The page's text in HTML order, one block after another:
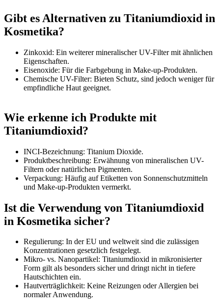
Gibt es Alternativen zu Titaniumdioxid in
Kosmetika?
Zinkoxid: Ein weiterer mineralischer UV-Filter mit ähnlichen
Eigenschaften.
Eisenoxide: Für die Farbgebung in Make-up-Produkten.
Chemische UV-Filter: Bieten Schutz, sind jedoch weniger für
empfindliche Haut geeignet.
Wie erkenne ich Produkte mit
Titaniumdioxid?
INCI-Bezeichnung: Titanium Dioxide.
Produktbeschreibung: Erwähnung von mineralischen UV-
Filtern oder natürlichen Pigmenten.
Verpackung: Häufig auf Etiketten von Sonnenschutzmitteln
und Make-up-Produkten vermerkt.
Ist die Verwendung von Titaniumdioxid
in Kosmetika sicher?
Regulierung: In der EU und weltweit sind die zulässigen
Konzentrationen gesetzlich festgelegt.
Mikro- vs. Nanopartikel: Titaniumdioxid in mikronisierter
Form gilt als besonders sicher und dringt nicht in tiefere
Hautschichten ein.
Hautverträglichkeit: Keine Reizungen oder Allergien bei
normaler Anwendung.